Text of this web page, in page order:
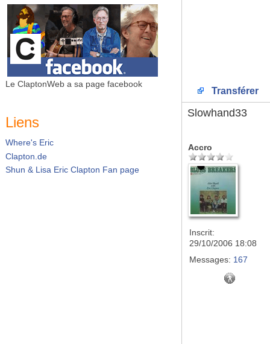
Le ClaptonWeb a sa page facebook
Liens
Where's Eric
Clapton.de
Shun & Lisa Eric Clapton Fan page
Transférer
Slowhand33
Accro
Inscrit:
29/10/2006 18:08
Messages: 167